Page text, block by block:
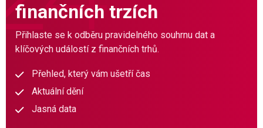
finančních trzích
Přihlaste se k odběru pravidelného souhrnu dat a
klíčových událostí z finančních trhů.
Přehled, který vám ušetří čas
Aktuální dění
Jasná data